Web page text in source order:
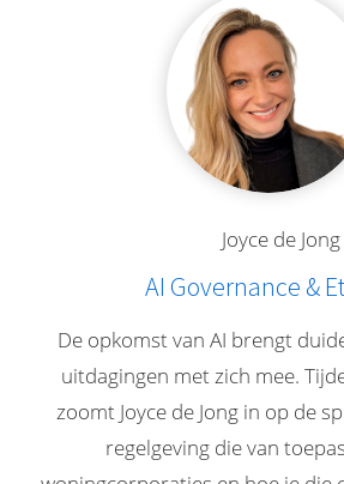
Joyce de Jong
AI Governance &
De opkomst van AI brengt
uitdagingen met zich mee.
zoomt Joyce de Jong in op de
regelgeving die van